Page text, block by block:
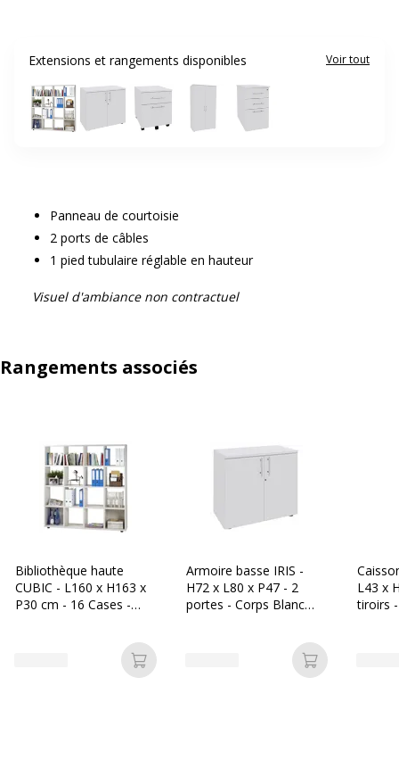
Extensions et rangements disponibles Voir tout
Panneau de courtoisie
2 ports de câbles
1 pied tubulaire réglable en hauteur
Visuel d'ambiance non contractuel
Rangements associés
Bibliothèque haute
CUBIC - L160 x H163 x
P30 cm - 16 Cases -
Ajouter au panier
Armoire basse IRIS -
H72 x L80 x P47 - 2
portes - Corps Blanc
Ajouter au
L43 x
tiroirs